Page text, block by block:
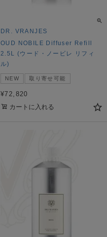
DR. VRANJES
OUD NOBILE Diffuser Refill
2.5L (ウード・ノービレ リフィ
ル)
NEW 取り寄せ可能
¥72,820
カートに入れる